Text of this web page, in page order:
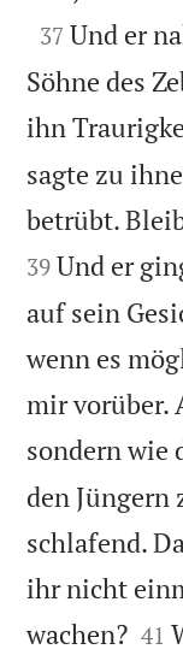

37 Und er
Söhne des
ihn
sagte zu
betrübt.
39 Und er
auf sein
wenn es
mir vorüber.
sondern wie
den Jüngern
schlafend.
ihr nicht
wachen?
41